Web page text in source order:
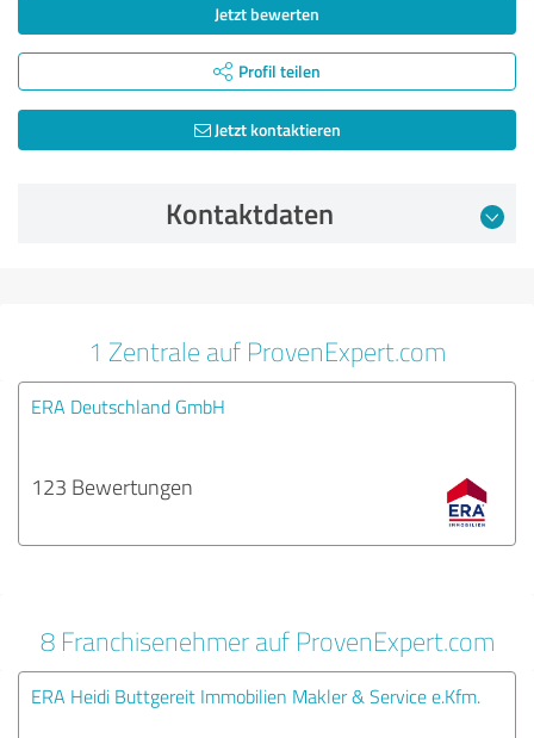
Jetzt bewerten
Profil teilen
Jetzt kontaktieren
Kontaktdaten
1 Zentrale auf ProvenExpert.com
ERA Deutschland GmbH
123 Bewertungen
8 Franchisenehmer auf ProvenExpert.com
ERA Heidi Buttgereit Immobilien Makler & Service e.Kfm.